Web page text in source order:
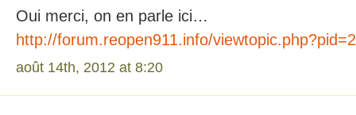
Oui merci, on en parle ici…
http://forum.reopen911.info/
août 14th, 2012 at 8:20